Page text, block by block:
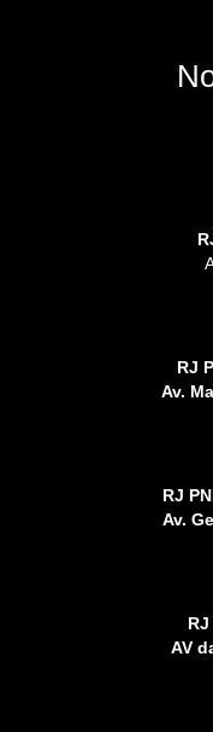
RJ
Av.
RJ
Av.
RJ
AV